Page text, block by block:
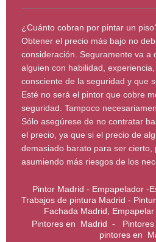
¿Cuánto cobran por pintar un
Obtener el precio más bajo no
consideración. Seguramente va a
alguien con habilidad,
consciente de la seguridad y que
Esté no será el pintor que cobre
seguridad. Tampoco
Sólo asegúrese de no contratar
el precio, ya que si el precio de
demasiado barato para ser cierto,
asumiendo más riesgos de los
Pintor Madrid - Empapelador -
Trabajos de pintura Madrid -
Fachada Madrid,
Pintores en Madrid -
pintores en